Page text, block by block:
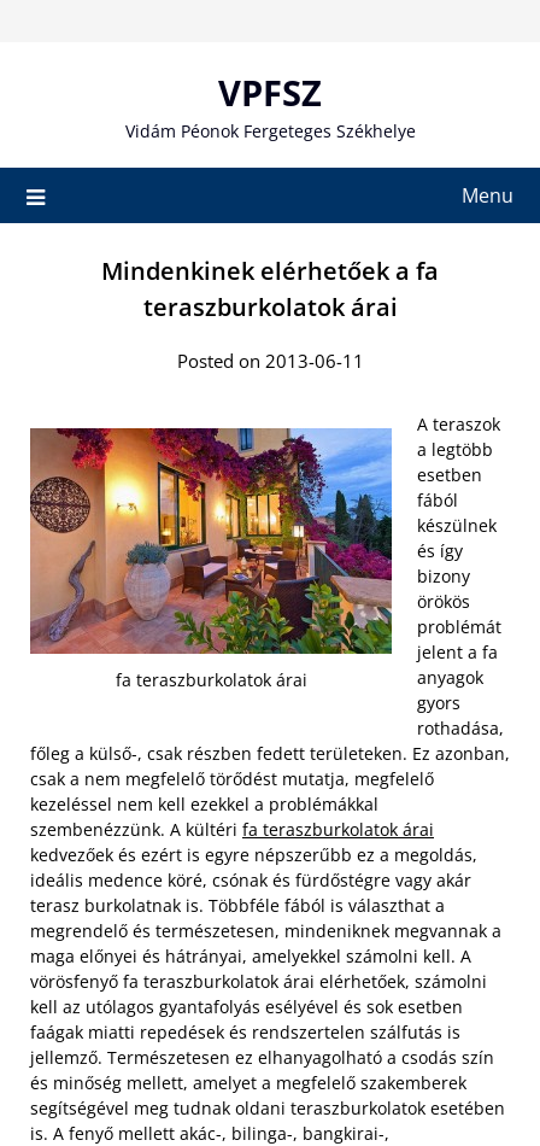
VPFSZ
Vidám Péonok Fergeteges Székhelye
Menu
Mindenkinek elérhetőek a fa
teraszburkolatok árai
Posted on 2013-06-11
fa teraszburkolatok árai
A teraszok
a legtöbb
esetben
fából
készülnek
és így
bizony
örökös
problémát
jelent a fa
anyagok
gyors
rothadása,
főleg a külső-, csak részben fedett területeken. Ez azonban,
csak a nem megfelelő törődést mutatja, megfelelő
kezeléssel nem kell ezekkel a problémákkal
szembenézzünk. A kültéri fa teraszburkolatok árai
kedvezőek és ezért is egyre népszerűbb ez a megoldás,
ideális medence köré, csónak és fürdőstégre vagy akár
terasz burkolatnak is. Többféle fából is választhat a
megrendelő és természetesen, mindeniknek megvannak a
maga előnyei és hátrányai, amelyekkel számolni kell. A
vörösfenyő fa teraszburkolatok árai elérhetőek, számolni
kell az utólagos gyantafolyás esélyével és sok esetben
faágak miatti repedések és rendszertelen szálfutás is
jellemző. Természetesen ez elhanyagolható a csodás szín
és minőség mellett, amelyet a megfelelő szakemberek
segítségével meg tudnak oldani teraszburkolatok esetében
is. A fenyő mellett akác-, bilinga-, bangkirai-,